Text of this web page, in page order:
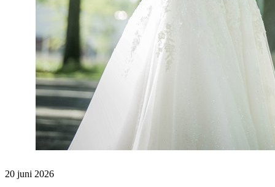
20 juni 2026